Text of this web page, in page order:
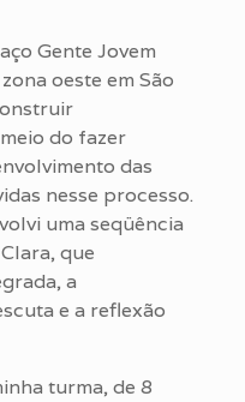
Gente Jovem
oeste em São
do fazer
das
nesse processo.
uma seqüência
que
a
e a reflexão
turma, de 8